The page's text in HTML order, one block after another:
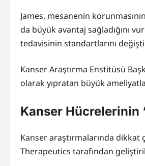
James, mesanenin
da büyük avantaj sağladığını
tedavisinin standartlarını
Kanser Araştırma Enstitüsü
olarak yıpratan büyük
Kanser Hücrelerinin
Kanser araştırmalarında
Therapeutics tarafından